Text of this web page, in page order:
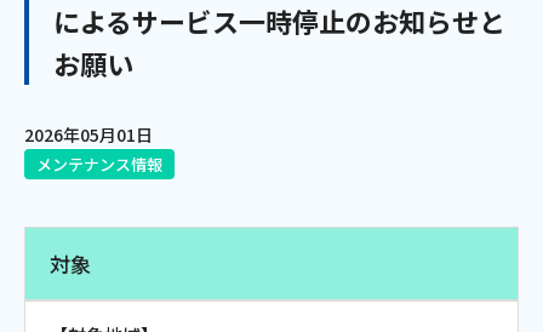
インターネット
によるサービス一時停止のお知らせと
お願い
2026年05月01日
メンテナンス情報
対象